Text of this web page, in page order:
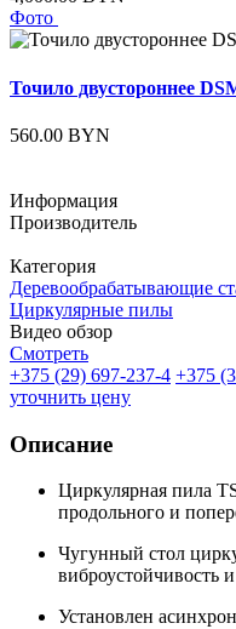
Фото
Точило двустороннее
560.00 BYN
Информация
Производитель
Категория
Деревообрабатывающие
Циркулярные пилы
Видео обзор
Смотреть
+375 (29) 697-237-4 +375
уточнить цену
Описание
Циркулярная пила
продольного и
Чугунный стол
виброустойчивость
Установлен